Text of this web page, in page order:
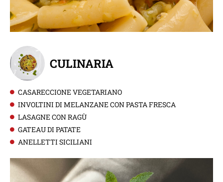
CULINARIA
CASARECCIONE VEGETARIANO
INVOLTINI DI MELANZANE CON PASTA FRESCA
LASAGNE CON RAGÙ
GATEAU DI PATATE
ANELLETTI SICILIANI